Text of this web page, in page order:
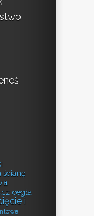
ścianę
cegła
i